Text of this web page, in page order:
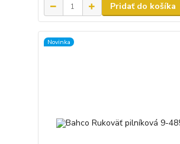
Pridať do košíka
Novinka